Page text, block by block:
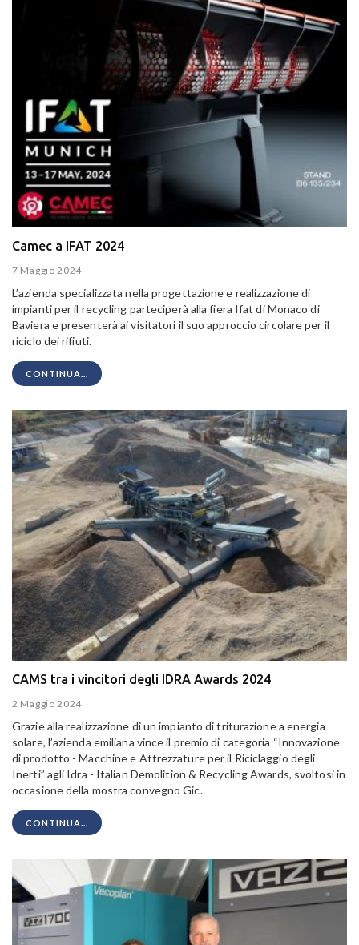
Camec a IFAT 2024
7 Maggio 2024
L’azienda specializzata nella progettazione e realizzazione di
impianti per il recycling parteciperà alla fiera Ifat di Monaco di
Baviera e presenterà ai visitatori il suo approccio circolare per il
riciclo dei rifiuti.
CONTINUA...
CAMS tra i vincitori degli IDRA Awards 2024
2 Maggio 2024
Grazie alla realizzazione di un impianto di triturazione a energia
solare, l’azienda emiliana vince il premio di categoria “Innovazione
di prodotto - Macchine e Attrezzature per il Riciclaggio degli
Inerti” agli Idra - Italian Demolition & Recycling Awards, svoltosi in
occasione della mostra convegno Gic.
CONTINUA...